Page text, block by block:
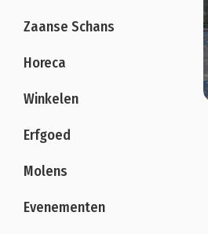
Zaanse Schans
Horeca
Winkelen
Erfgoed
Molens
Evenementen